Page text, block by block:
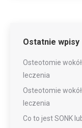
Ostatnie wpisy
Osteotomie
leczenia
Osteotomie
leczenia
Co to jest SONK